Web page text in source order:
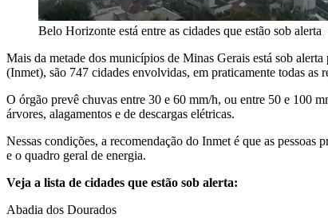
Belo Horizonte está entre as cidades que estão sob alerta
Mais da metade dos municípios de Minas Gerais está sob
(Inmet), são 747 cidades envolvidas, em praticamente todas as
O órgão prevê chuvas entre 30 e 60 mm/h, ou entre 50 e 100
árvores, alagamentos e de descargas elétricas.
Nessas condições, a recomendação do Inmet é que as
e o quadro geral de energia.
Veja a lista de cidades que estão sob alerta:
Abadia dos Dourados